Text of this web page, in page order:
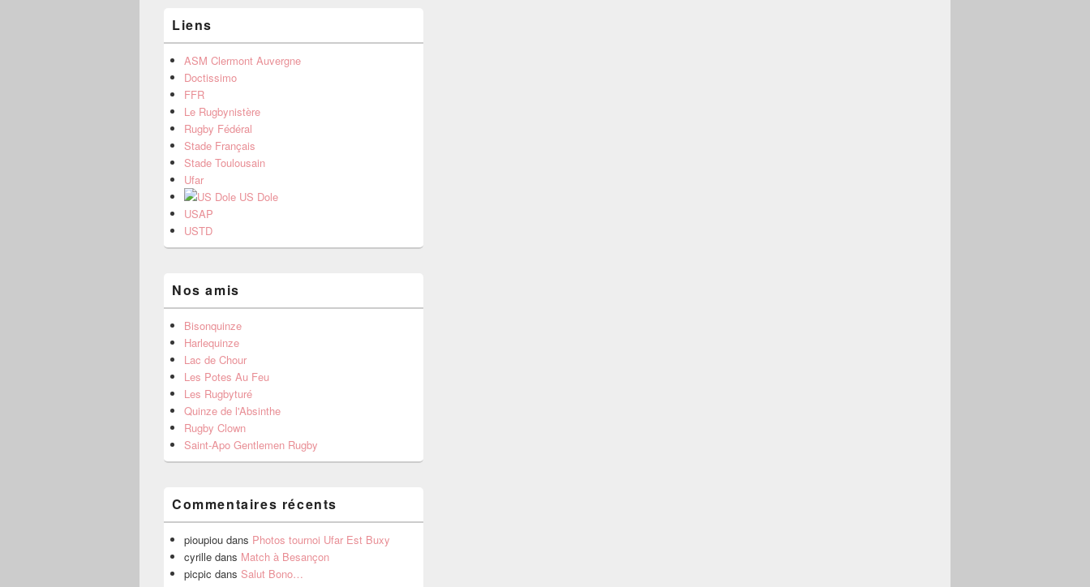
Liens
ASM Clermont Auvergne
Doctissimo
FFR
Le Rugbynistère
Rugby Fédéral
Stade Français
Stade Toulousain
Ufar
US Dole
USAP
USTD
Nos amis
Bisonquinze
Harlequinze
Lac de Chour
Les Potes Au Feu
Les Rugbyturé
Quinze de l'Absinthe
Rugby Clown
Saint-Apo Gentlemen Rugby
Commentaires récents
pioupiou dans Photos tournoi Ufar Est Buxy
cyrille dans Match à Besançon
picpic dans Salut Bono…